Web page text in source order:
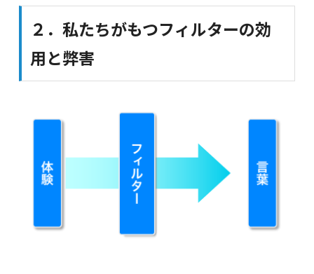
２．私たちがもつフィルターの効
用と弊害